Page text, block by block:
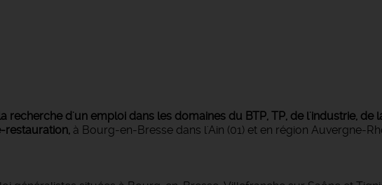
recherche d'un emploi dans les domaines du BTP, TP, de l'industrie, de
restauration, à Bourg-en-Bresse dans l'Ain (01) et en région Auvergne-